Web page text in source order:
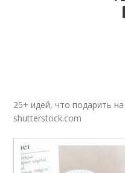
Прикольный подарок
Учитель в школу
25+ идей, что подарить
shutterstock.com